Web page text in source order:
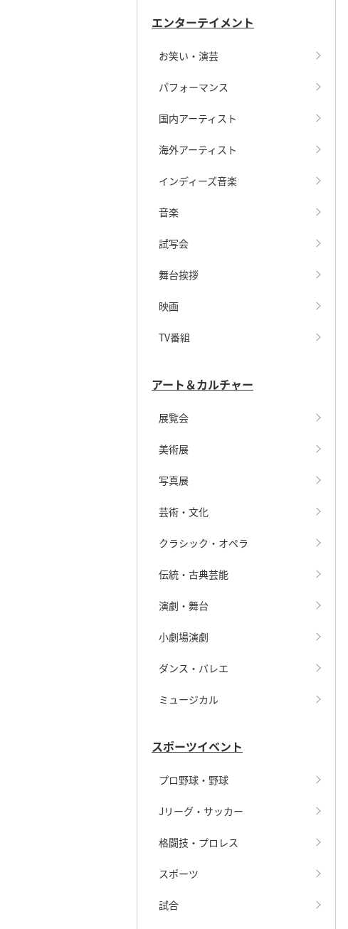
エンターテイメント
お笑い・演芸
パフォーマンス
国内アーティスト
海外アーティスト
インディーズ音楽
音楽
試写会
舞台挨拶
映画
TV番組
アート＆カルチャー
展覧会
美術展
写真展
芸術・文化
クラシック・オペラ
伝統・古典芸能
演劇・舞台
小劇場演劇
ダンス・バレエ
ミュージカル
スポーツイベント
プロ野球・野球
Jリーグ・サッカー
格闘技・プロレス
スポーツ
試合